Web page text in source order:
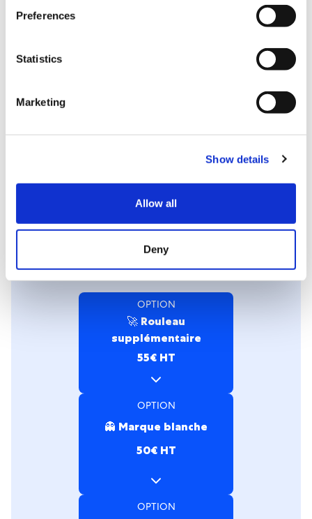
Preferences
Statistics
Marketing
Show details
Allow all
Deny
🔗Galerie photo en ligne
suivi à chaque étape de la location,
Découvrez nos options
OPTION
🚀 Rouleau
supplémentaire
55€ HT
OPTION
👻️ Marque blanche
50€ HT
OPTION